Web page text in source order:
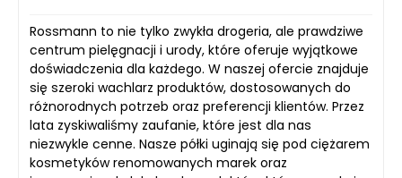
Rossmann to nie tylko zwykła drogeria, ale prawdziwe
centrum pielęgnacji i urody, które oferuje wyjątkowe
doświadczenia dla każdego. W naszej ofercie znajduje
się szeroki wachlarz produktów, dostosowanych do
różnorodnych potrzeb oraz preferencji klientów. Przez
lata zyskiwaliśmy zaufanie, które jest dla nas
niezwykle cenne. Nasze półki uginają się pod ciężarem
kosmetyków renomowanych marek oraz